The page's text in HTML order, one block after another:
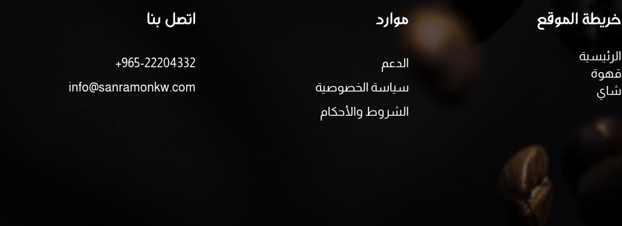
خريطة الموقع
الرئيسية
قهوة
شاي
موارد
الدعم
سياسة الخصوصية
الشروط والأحكام
اتصل بنا
+965-22204332
info@sanramonkw.com